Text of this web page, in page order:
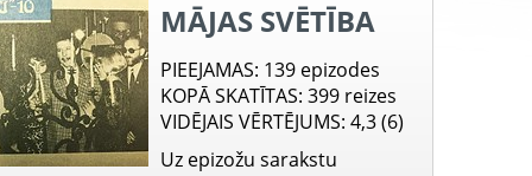
MĀJAS SVĒTĪBA
PIEEJAMAS: 139 epizodes
KOPĀ SKATĪTAS: 399 reizes
VIDĒJAIS VĒRTĒJUMS: 4,3 (6)
Uz epizožu sarakstu